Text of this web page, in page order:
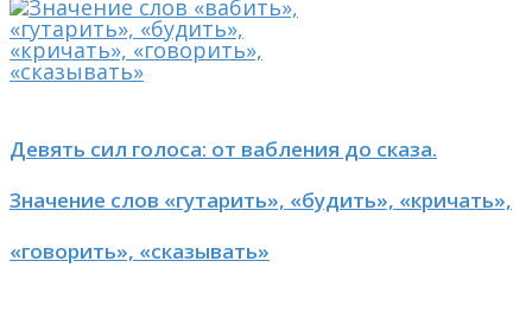
Девять сил голоса: от вабления до сказа.
Значение слов «гутарить», «будить», «кричать»,
«говорить», «сказывать»